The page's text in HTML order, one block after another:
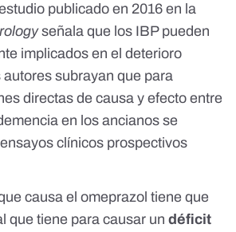
publicado en 2016 en la
señala que los IBP pueden
implicados en el deterioro
subrayan que para
directas de causa y efecto entre
en los ancianos se
clínicos prospectivos
causa el omeprazol tiene que
que tiene para causar un déficit